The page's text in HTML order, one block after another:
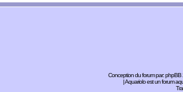
Conception du forum par:phpBB
| Aquariolo est un forum